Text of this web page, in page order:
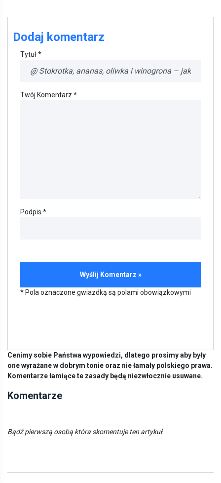
Dodaj komentarz
Tytuł *
Twój Komentarz *
Podpis *
* Pola oznaczone gwiazdką są polami obowiązkowymi
Cenimy sobie Państwa wypowiedzi, dlatego prosimy aby były
one wyrażane w dobrym tonie oraz nie łamały polskiego prawa.
Komentarze łamiące te zasady będą niezwłocznie usuwane.
Komentarze
Bądź pierwszą osobą która skomentuje ten artykuł